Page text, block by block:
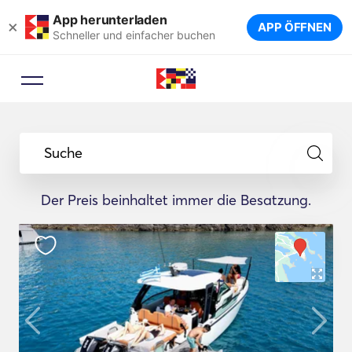
× App herunterladen
Schneller und einfacher buchen APP ÖFFNEN
Suche
Der Preis beinhaltet immer die Besatzung.